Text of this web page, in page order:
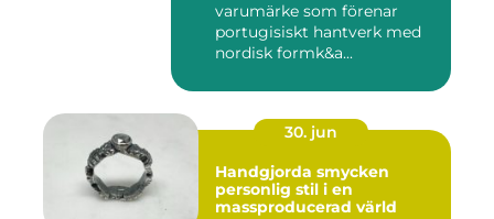
varumärke som förenar
portugisiskt hantverk med
nordisk formk&a...
30. jun
Handgjorda smycken
personlig stil i en
massproducerad värld